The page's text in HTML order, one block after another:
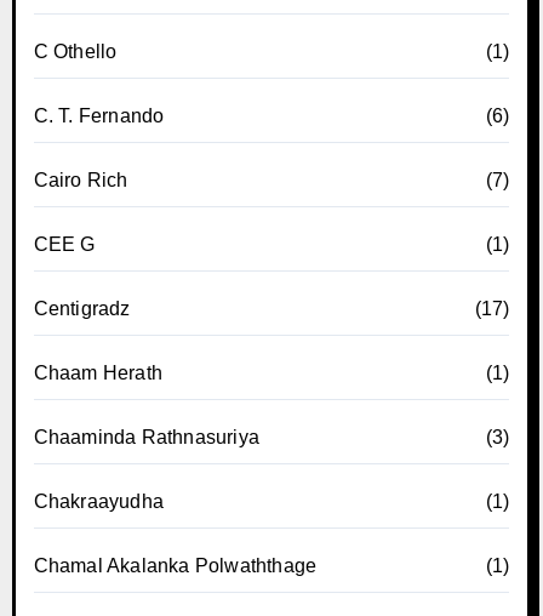
C Othello (1)
C. T. Fernando (6)
Cairo Rich (7)
CEE G (1)
Centigradz (17)
Chaam Herath (1)
Chaaminda Rathnasuriya (3)
Chakraayudha (1)
Chamal Akalanka Polwaththage (1)